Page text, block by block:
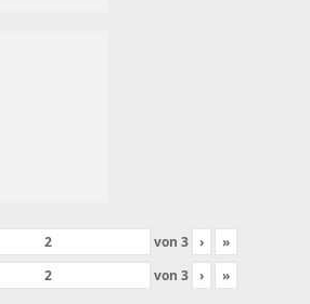
von 3 ›
»
von 3 › »